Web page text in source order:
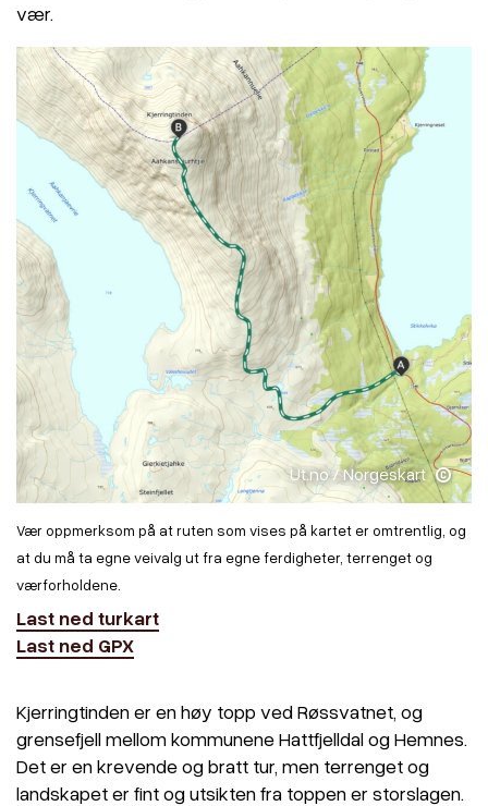
vær.
Ut.no / Norgeskart
Vær oppmerksom på at ruten som vises på kartet er omtrentlig, og
at du må ta egne veivalg ut fra egne ferdigheter, terrenget og
værforholdene.
Last ned turkart
Last ned GPX
Kjerringtinden er en høy topp ved Røssvatnet, og
grensefjell mellom kommunene Hattfjelldal og Hemnes.
Det er en krevende og bratt tur, men terrenget og
landskapet er fint og utsikten fra toppen er storslagen.